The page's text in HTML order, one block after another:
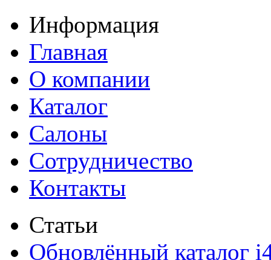
Информация
Главная
О компании
Каталог
Салоны
Сотрудничество
Контакты
Статьи
Обновлённый каталог